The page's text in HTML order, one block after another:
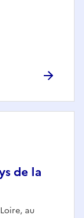
de la
au